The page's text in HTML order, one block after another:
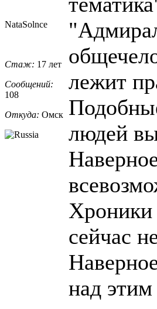
NataSolnce
Стаж: 17 лет
Сообщений:
108
Откуда: Омск
лежит
людей
Хроники
сейчас
над